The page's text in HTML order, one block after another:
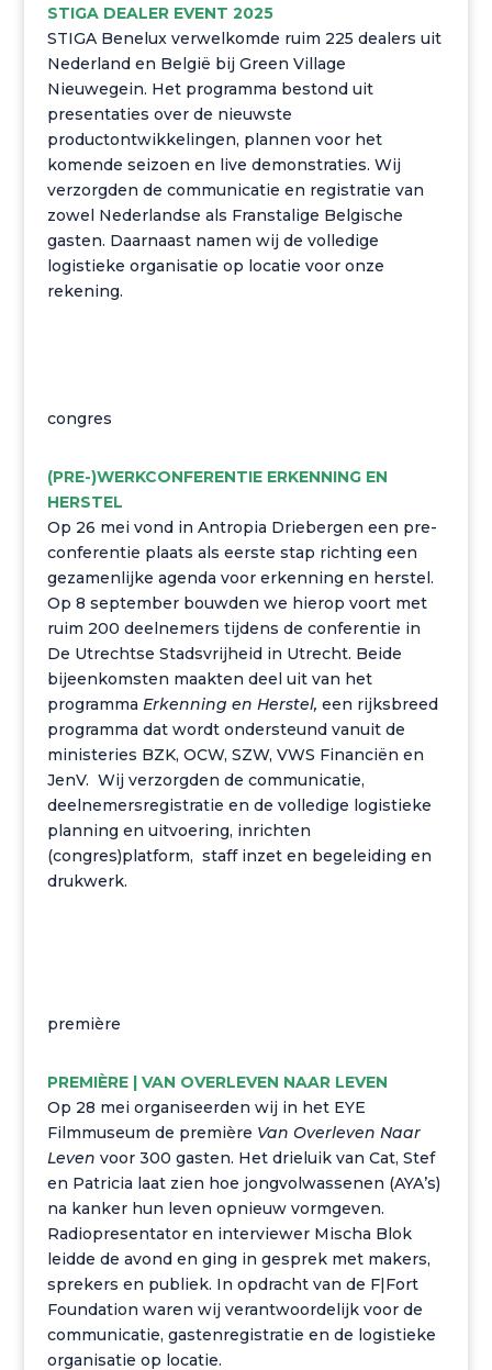
STIGA DEALER EVENT 2025
STIGA Benelux verwelkomde ruim 225 dealers uit
Nederland en België bij Green Village
Nieuwegein. Het programma bestond uit
presentaties over de nieuwste
productontwikkelingen, plannen voor het
komende seizoen en live demonstraties. Wij
verzorgden de communicatie en registratie van
zowel Nederlandse als Franstalige Belgische
gasten. Daarnaast namen wij de volledige
logistieke organisatie op locatie voor onze
rekening.
congres
(PRE-)WERKCONFERENTIE ERKENNING EN
HERSTEL
Op 26 mei vond in Antropia Driebergen een pre-
conferentie plaats als eerste stap richting een
gezamenlijke agenda voor erkenning en herstel.
Op 8 september bouwden we hierop voort met
ruim 200 deelnemers tijdens de conferentie in
De Utrechtse Stadsvrijheid in Utrecht. Beide
bijeenkomsten maakten deel uit van het
programma Erkenning en Herstel, een rijksbreed
programma dat wordt ondersteund vanuit de
ministeries BZK, OCW, SZW, VWS Financiën en
JenV. Wij verzorgden de communicatie,
deelnemersregistratie en de volledige logistieke
planning en uitvoering, inrichten
(congres)platform, staff inzet en begeleiding en
drukwerk.
première
PREMIÈRE | VAN OVERLEVEN NAAR LEVEN
Op 28 mei organiseerden wij in het EYE
Filmmuseum de première Van Overleven Naar
Leven voor 300 gasten. Het drieluik van Cat, Stef
en Patricia laat zien hoe jongvolwassenen (AYA’s)
na kanker hun leven opnieuw vormgeven.
Radiopresentator en interviewer Mischa Blok
leidde de avond en ging in gesprek met makers,
sprekers en publiek. In opdracht van de F|Fort
Foundation waren wij verantwoordelijk voor de
communicatie, gastenregistratie en de logistieke
organisatie op locatie.